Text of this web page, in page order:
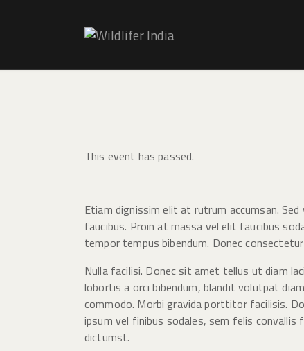
This event has passed.
Etiam dignissim elit at rutrum accumsan.
faucibus. Proin at massa vel elit faucibus
tempor tempus bibendum. Donec
Nulla facilisi. Donec sit amet tellus ut diam
lobortis a orci bibendum, blandit volutpat
commodo. Morbi gravida porttitor facilisis.
ipsum vel finibus sodales, sem felis
dictumst.